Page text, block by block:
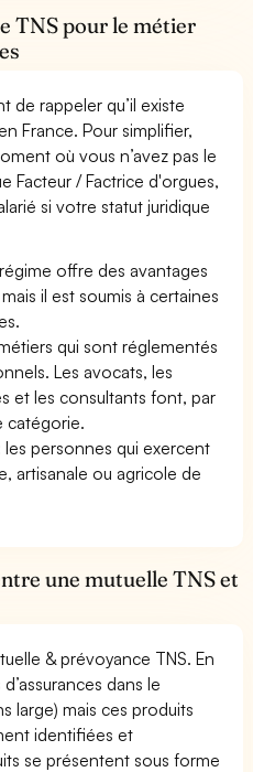
TNS pour le métier
de rappeler qu’il existe
France. Pour simplifier,
où vous n’avez pas le
Facteur / Factrice d'orgues,
si votre statut juridique
offre des avantages
il est soumis à certaines
qui sont réglementés
Les avocats, les
et les consultants font, par
catégorie.
personnes qui exercent
artisanale ou agricole de
une mutuelle TNS et
& prévoyance TNS. En
dans le
large) mais ces produits
identifiées et
se présentent sous forme